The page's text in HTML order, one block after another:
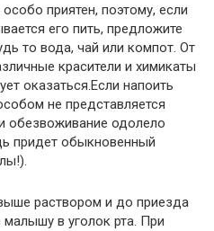
приятен, поэтому, если
его пить, предложите
то вода, чай или компот. От
красители и химикаты
оказаться.Если напоить
не представляется
обезвоживание одолело
придет обыкновенный
раствором и до приезда
малышу в уголок рта. При